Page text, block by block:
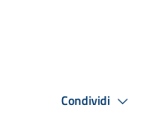
Condividi